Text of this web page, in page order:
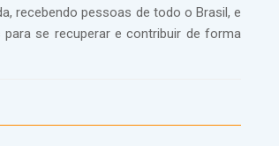
recebendo pessoas de todo o Brasil, e
se recuperar e contribuir de forma